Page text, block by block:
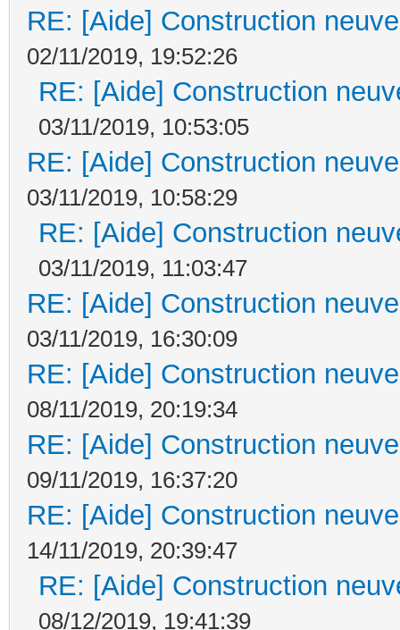
RE: [Aide] Construction
02/11/2019, 19:52:26
RE: [Aide] Construction
03/11/2019, 10:53:05
RE: [Aide] Construction
03/11/2019, 10:58:29
RE: [Aide] Construction
03/11/2019, 11:03:47
RE: [Aide] Construction
03/11/2019, 16:30:09
RE: [Aide] Construction
08/11/2019, 20:19:34
RE: [Aide] Construction
09/11/2019, 16:37:20
RE: [Aide] Construction
14/11/2019, 20:39:47
RE: [Aide] Construction
08/12/2019, 19:41:39